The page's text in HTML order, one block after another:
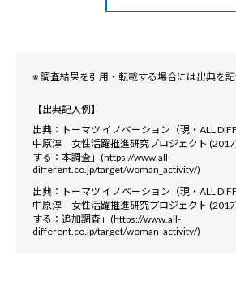
※ 調査結果を引用・転載する場合には出典を記
【出典記入例】
出典：トーマツ イノベーション（現・ALL
中原淳 女性活躍推進研究プロジェクト
する：本調査」(https://www.all-
different.co.jp/target/woman_activity/)
出典：トーマツ イノベーション（現・ALL
中原淳 女性活躍推進研究プロジェクト
する：追加調査」(https://www.all-
different.co.jp/target/woman_activity/)